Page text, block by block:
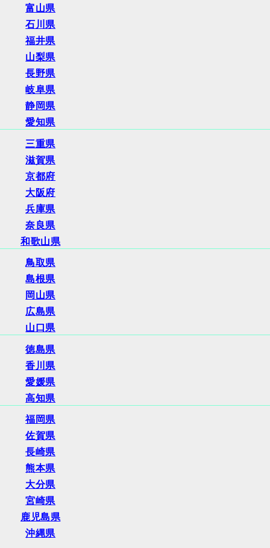
富山県
石川県
福井県
山梨県
長野県
岐阜県
静岡県
愛知県
三重県
滋賀県
京都府
大阪府
兵庫県
奈良県
和歌山県
鳥取県
島根県
岡山県
広島県
山口県
徳島県
香川県
愛媛県
高知県
福岡県
佐賀県
長崎県
熊本県
大分県
宮崎県
鹿児島県
沖縄県